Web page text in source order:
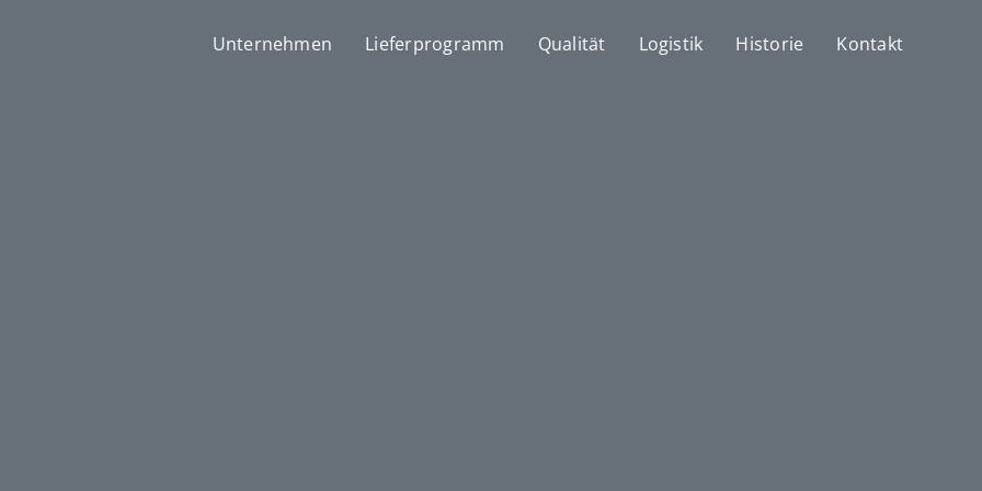
Unternehmen Lieferprogramm Qualität Logistik Historie Kontakt